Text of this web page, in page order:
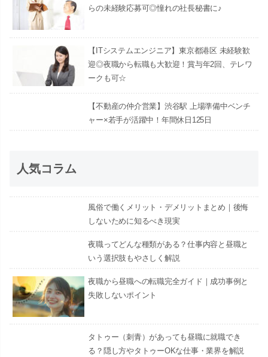
らの未経験応募可◎憧れの社長秘書に♪
【ITシステムエンジニア】東京都港区 未経験歓
迎◎夜職から転職も大歓迎！賞与年2回、テレワ
ークも可☆
【不動産の仲介営業】渋谷駅 上場準備中ベンチ
ャー×若手が活躍中！年間休日125日
人気コラム
風俗で働くメリット・デメリットまとめ｜後悔
しないために知るべき現実
夜職ってどんな種類がある？仕事内容と昼職と
いう選択肢もやさしく解説
夜職から昼職への転職完全ガイド｜成功事例と
失敗しないポイント
タトゥー（刺青）があっても昼職に就職でき
る？隠し方やタトゥーOKな仕事・業界を解説